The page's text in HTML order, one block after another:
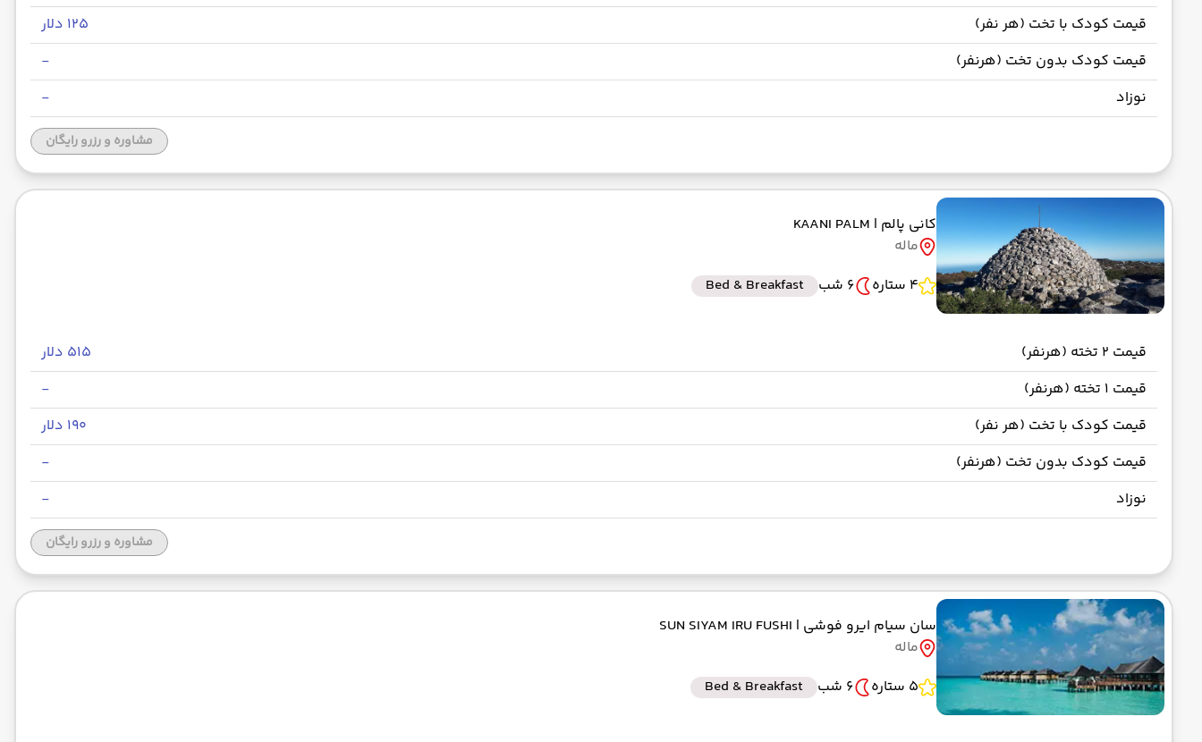
قیمت کودک با تخت (هر نفر)
۱۲۵ دلار
قیمت کودک بدون تخت (هرنفر)
-
نوزاد
-
مشاوره و رزرو رایگان
کانی پالم | KAANI PALM
ماله
4 ستاره
6 شب Bed & Breakfast
قیمت 2 تخته (هرنفر)
۵۱۵ دلار
قیمت 1 تخته (هرنفر)
-
قیمت کودک با تخت (هر نفر)
۱۹۰ دلار
قیمت کودک بدون تخت (هرنفر)
-
نوزاد
-
مشاوره و رزرو رایگان
سان سیام ایرو فوشی | SUN SIYAM IRU FUSHI
ماله
5 ستاره
6 شب Bed & Breakfast